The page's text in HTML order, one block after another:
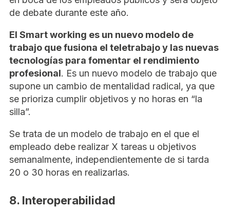
de debate durante este año.
El Smart working es un nuevo modelo de
trabajo que fusiona el teletrabajo y las nuevas
tecnologías para fomentar el rendimiento
profesional. Es un nuevo modelo de trabajo que
supone un cambio de mentalidad radical, ya que
se prioriza cumplir objetivos y no horas en “la
silla”.
Se trata de un modelo de trabajo en el que el
empleado debe realizar X tareas u objetivos
semanalmente, independientemente de si tarda
20 o 30 horas en realizarlas.
8. Interoperabilidad